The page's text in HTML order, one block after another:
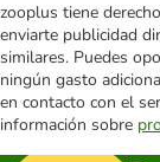
zooplus tiene
enviarte publicidad
similares. Puedes
ningún gasto
en contacto con el
información sobre